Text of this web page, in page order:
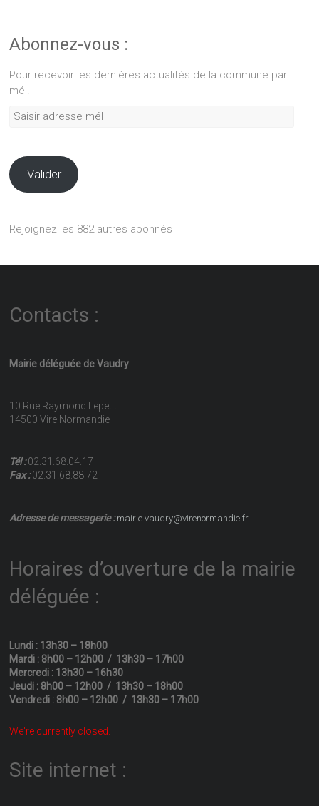
Abonnez-vous :
Pour recevoir les dernières actualités de la commune par
mél.
Saisir
Valider
Rejoignez les 882 autres abonnés
Contacts :
Mairie déléguée de Vaudry
10 Rue Raymond Lepetit
14500 Vire Normandie
Tél :02.31.68.04.17
Fax :02.31.68.88.72
Adresse de messagerie :mairie.vaudry@virenormandie.fr
Horaires d’ouverture de la mairie
déléguée :
Lundi : 13h30 – 18h00
Mardi : 8h00 – 12h00 / 13h30 – 17h00
Mercredi : 13h30 – 16h30
Jeudi : 8h00 – 12h00 / 13h30 – 18h00
Vendredi : 8h00 – 12h00 / 13h30 – 17h00
We're currently closed.
Site internet :